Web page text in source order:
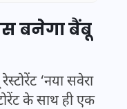
बनेगा बैंबू
‘नया सवेरा
के साथ ही एक